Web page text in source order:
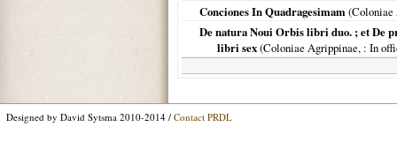
Conciones In Quadragesimam(Coloniae
De natura Noui Orbis libri duo. ; et De
libri sex(Coloniae Agrippinae, : In
Designed by David Sytsma 2010-2014 / Contact PRDL